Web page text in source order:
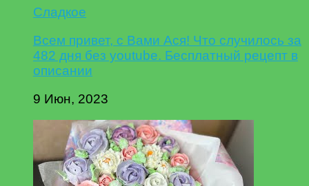
Сладкое
Всем привет, с Вами Ася! Что случилось за
482 дня без youtube. Бесплатный рецепт в
описании
9 Июн, 2023